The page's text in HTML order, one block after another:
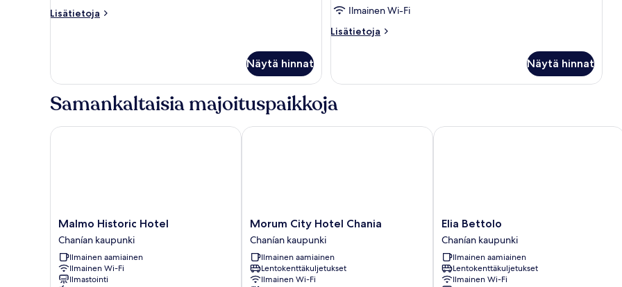
Lisätietoja
Lisätietoja
Näytä hinnat
Ilmainen Wi-Fi
Lisätietoja
Lisätietoja
Näytä hinnat
Samankaltaisia majoituspaikkoja
Malmo
Historic
Hotel
Chanían
kaupunki
Malmo Historic Hotel
Chanían kaupunki
Ilmainen aamiainen
Ilmainen Wi-Fi
Ilmastointi
Malmo Historic Hotel
Morum
City
Hotel
Chania
Chanían
kaupunki
Morum City Hotel Chania
Chanían kaupunki
Ilmainen aamiainen
Lentokenttäkuljetukset
Ilmainen Wi-Fi
Morum City Hotel Chania
Elia
Bettolo
Chanían
kaupunki
Elia Bettolo
Chanían kaupunki
Ilmainen aamiainen
Lentokenttäkuljetukset
Ilmainen Wi-Fi
Elia Bettolo